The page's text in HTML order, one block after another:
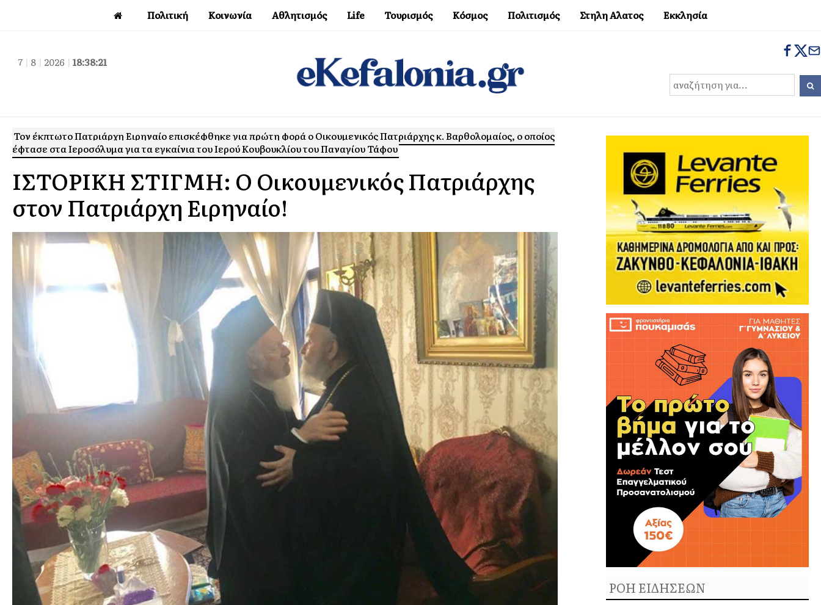
Πολιτική Κοινωνία Αθλητισμός Life Τουρισμός Κόσμος Πολιτισμός Στηλη Αλατος Εκκλησία
7 | 8 | 2026 | 18:38:23
Τον έκπτωτο Πατριάρχη Ειρηναίο επισκέφθηκε για πρώτη φορά ο Οικουμενικός Πατριάρχης κ. Βαρθολομαίος, ο οποίος
έφτασε στα Ιεροσόλυμα για τα εγκαίνια του Ιερού Κουβουκλίου του Παναγίου Τάφου
ΙΣΤΟΡΙΚΗ ΣΤΙΓΜΗ: Ο Οικουμενικός Πατριάρχης
στον Πατριάρχη Ειρηναίο!
ΡΟΗ ΕΙΔΗΣΕΩΝ